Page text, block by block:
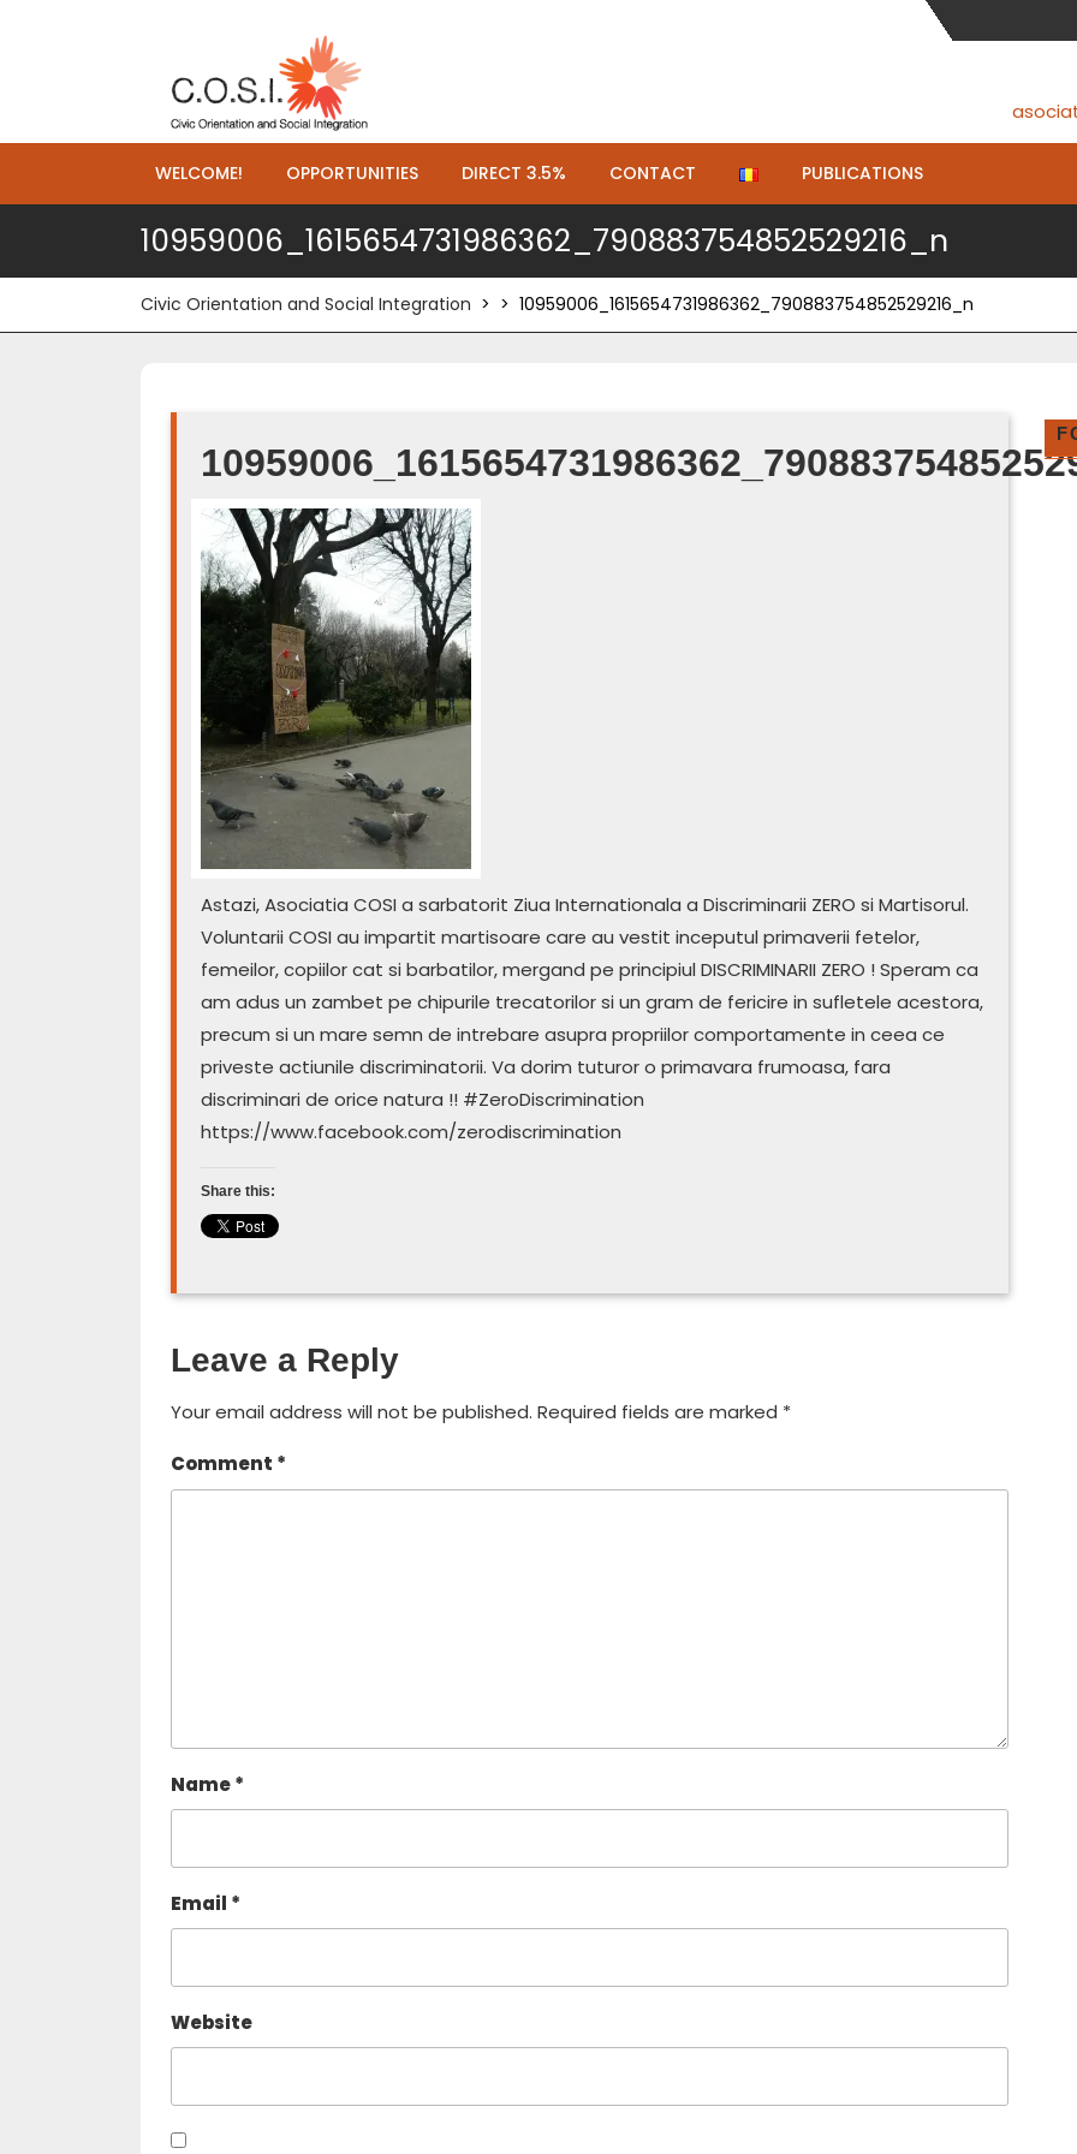
WELCOME! OPPORTUNITIES DIRECT 3.5% CONTACT PUBLICATIONS
10959006_1615654731986362_790883754852529216_n
Civic Orientation and Social Integration > > 10959006_1615654731986362_790883754852529216_n
Astazi, Asociatia COSI a sarbatorit Ziua Internationala a Discriminarii ZERO si Martisorul.
Voluntarii COSI au impartit martisoare care au vestit inceputul primaverii fetelor,
femeilor, copiilor cat si barbatilor, mergand pe principiul DISCRIMINARII ZERO ! Speram ca
am adus un zambet pe chipurile trecatorilor si un gram de fericire in sufletele acestora,
precum si un mare semn de intrebare asupra propriilor comportamente in ceea ce
priveste actiunile discriminatorii. Va dorim tuturor o primavara frumoasa, fara
discriminari de orice natura !! #ZeroDiscrimination
https://www.facebook.com/zerodiscrimination
Share this:
Leave a Reply
Your email address will not be published. Required fields are marked *
Comment *
Name*
Email *
Website